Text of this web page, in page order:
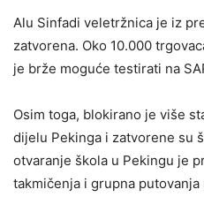
Alu Sinfadi veletržnica je iz
zatvorena. Oko 10.000
je brže moguće testirati na
Osim toga, blokirano je više
dijelu Pekinga i zatvorene su
otvaranje škola u Pekingu je
takmičenja i grupna